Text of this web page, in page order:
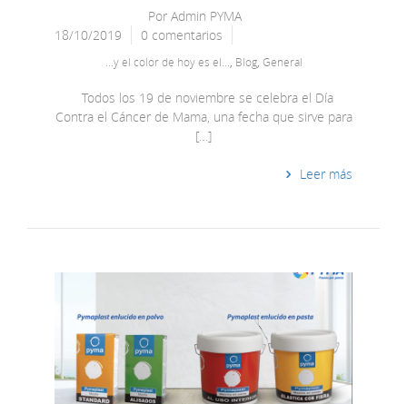
Por Admin PYMA
18/10/2019
0 comentarios
...y el color de hoy es el... Blog, General
Todos los 19 de noviembre se celebra el Día
Contra el Cáncer de Mama, una fecha que sirve para
[…]
Leer más